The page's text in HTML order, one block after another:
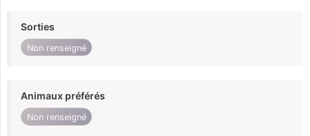
Sorties
Non renseigné
Animaux préférés
Non renseigné